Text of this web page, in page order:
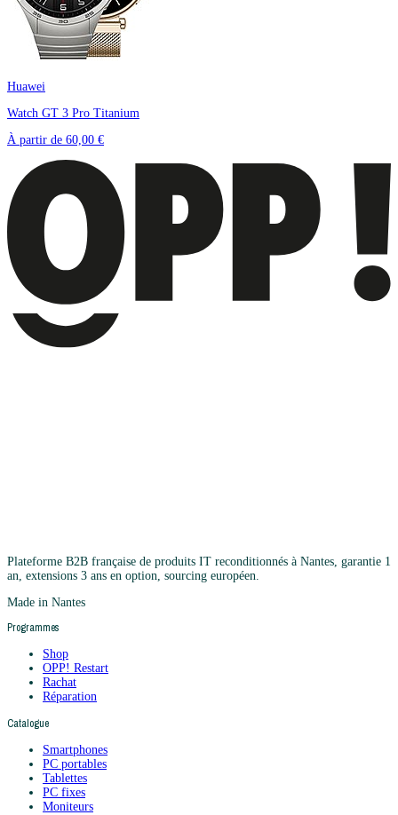
Huawei
Watch GT 3 Pro Titanium
À partir de 60,00 €
Plateforme B2B française de produits IT reconditionnés à Nantes, garantie 1
an, extensions 3 ans en option, sourcing européen.
Made in Nantes
Programmes
Shop
OPP! Restart
Rachat
Réparation
Catalogue
Smartphones
PC portables
Tablettes
PC fixes
Moniteurs